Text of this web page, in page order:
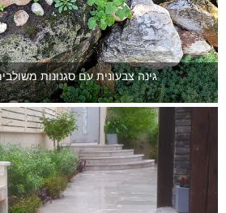
גינה צבעונית עם סגנונות